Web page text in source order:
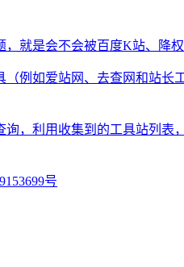
就是会不会被百度K站、降
例如爱站网、去查网和站
，利用收集到的工具站列
号